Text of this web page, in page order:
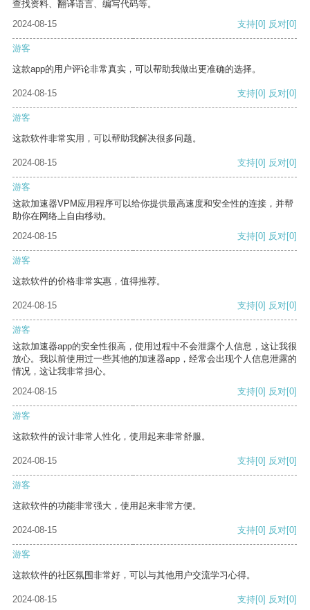
查找资料、翻译语言、编写代码等。
2024-08-15
支持[0] 反对[0]
游客
这款app的用户评论非常真实，可以帮助我做出更准确的选择。
2024-08-15 支持[0] 反对[0]
游客
这款软件非常实用，可以帮助我解决很多问题。
2024-08-15 支持[0] 反对[0]
游客
这款加速器VPM应用程序可以给你提供最高速度和安全性的连接，并帮
助你在网络上自由移动。
2024-08-15
支持[0] 反对[0]
游客
这款软件的价格非常实惠，值得推荐。
2024-08-15 支持[0] 反对[0]
游客
这款加速器app的安全性很高，使用过程中不会泄露个人信息，这让我很
放心。我以前使用过一些其他的加速器app，经常会出现个人信息泄露的
情况，这让我非常担心。
2024-08-15
支持[0] 反对[0]
游客
这款软件的设计非常人性化，使用起来非常舒服。
2024-08-15 支持[0] 反对[0]
游客
这款软件的功能非常强大，使用起来非常方便。
2024-08-15 支持[0] 反对[0]
游客
这款软件的社区氛围非常好，可以与其他用户交流学习心得。
2024-08-15 支持[0] 反对[0]